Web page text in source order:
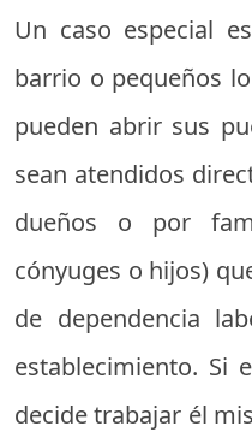
Un caso especial
barrio o pequeños
pueden abrir sus
sean atendidos
dueños o por
cónyuges o hijos)
de dependencia
establecimiento. Si
decide trabajar él